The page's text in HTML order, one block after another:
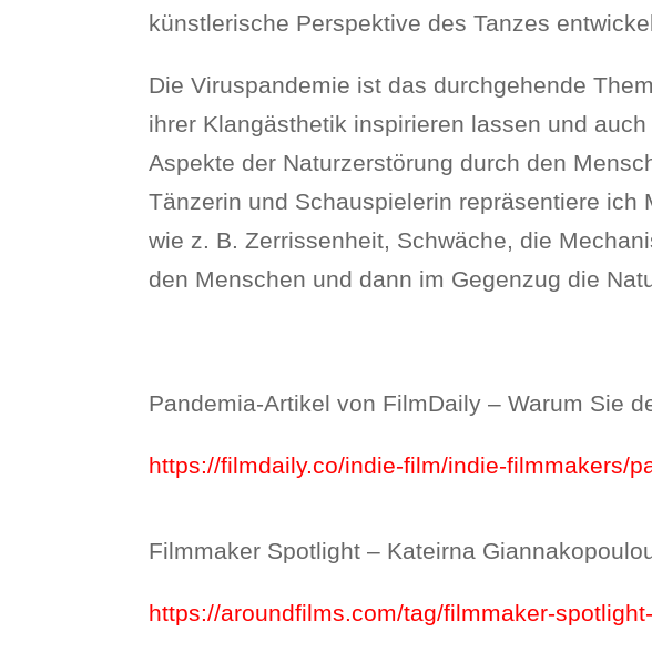
künstlerische Perspektive des Tanzes
Die Viruspandemie ist das durchgehende
ihrer Klangästhetik inspirieren lassen und
Aspekte der Naturzerstörung durch den
Tänzerin und Schauspielerin repräsentiere
wie z. B. Zerrissenheit, Schwäche, die
den Menschen und dann im Gegenzug die
Pandemia-Artikel von FilmDaily – Warum Sie
https://filmdaily.co/indie-film/indie-filmmakers/
Filmmaker Spotlight – Kateirna
https://aroundfilms.com/tag/filmmaker-